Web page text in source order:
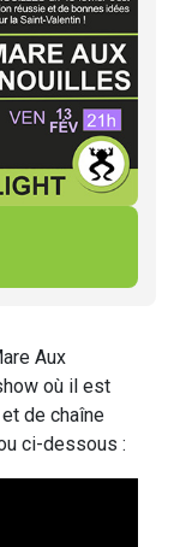
Aux
où il est
de chaîne
ci-dessous :